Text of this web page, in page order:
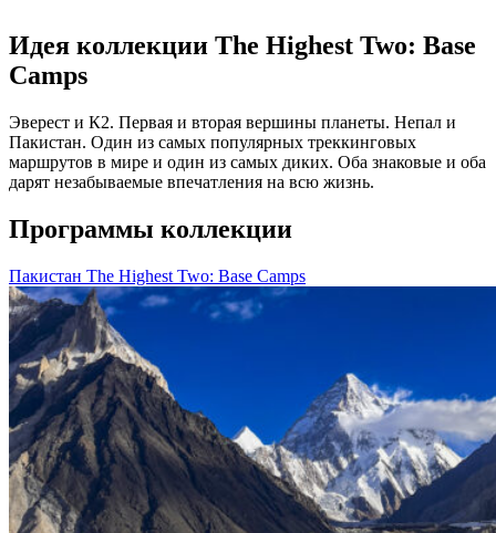
Идея коллекции The Highest Two: Base
Camps
Эверест и К2. Первая и вторая вершины планеты. Непал и
Пакистан. Один из самых популярных треккинговых
маршрутов в мире и один из самых диких. Оба знаковые и оба
дарят незабываемые впечатления на всю жизнь.
Программы коллекции
Пакистан The Highest Two: Base Camps